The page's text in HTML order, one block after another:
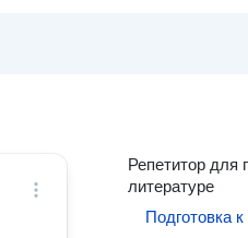
Репетитор для
литературе
Подготовка